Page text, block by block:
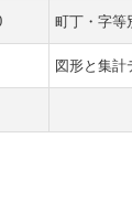
町丁・字等
図形と集計